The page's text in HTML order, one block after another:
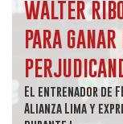
WALTER
PARA
El entrenador de
Alianza Lima y